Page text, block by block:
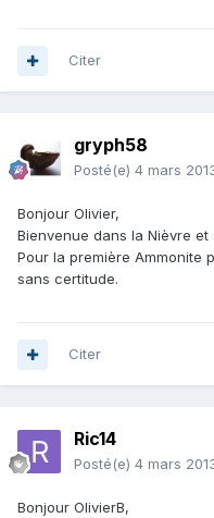
Citer
gryph58
Posté(e) 4 mars
Bonjour Olivier,
Bienvenue dans la Nièvre et
Pour la première Ammonite
sans certitude.
Citer
Ric14
Posté(e) 4 mars
Bonjour OlivierB,